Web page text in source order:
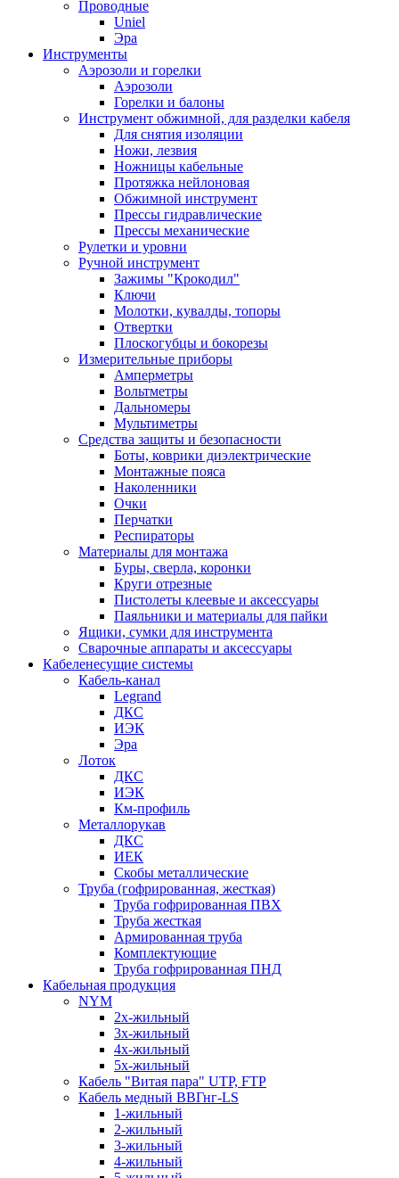
Проводные
Uniel
Эра
Инструменты
Аэрозоли и горелки
Аэрозоли
Горелки и балоны
Инструмент обжимной, для разделки кабеля
Для снятия изоляции
Ножи, лезвия
Ножницы кабельные
Протяжка нейлоновая
Обжимной инструмент
Прессы гидравлические
Прессы механические
Рулетки и уровни
Ручной инструмент
Зажимы "Крокодил"
Ключи
Молотки, кувалды, топоры
Отвертки
Плоскогубцы и бокорезы
Измерительные приборы
Амперметры
Вольтметры
Дальномеры
Мультиметры
Средства защиты и безопасности
Боты, коврики диэлектрические
Монтажные пояса
Наколенники
Очки
Перчатки
Респираторы
Материалы для монтажа
Буры, сверла, коронки
Круги отрезные
Пистолеты клеевые и аксессуары
Паяльники и материалы для пайки
Ящики, сумки для инструмента
Сварочные аппараты и аксессуары
Кабеленесущие системы
Кабель-канал
Legrand
ДКС
ИЭК
Эра
Лоток
ДКС
ИЭК
Км-профиль
Металлорукав
ДКС
ИЕК
Скобы металлические
Труба (гофрированная, жесткая)
Труба гофрированная ПВХ
Труба жесткая
Армированная труба
Комплектующие
Труба гофрированная ПНД
Кабельная продукция
NYM
2х-жильный
3х-жильный
4х-жильный
5х-жильный
Кабель "Витая пара" UTP, FTP
Кабель медный ВВГнг-LS
1-жильный
2-жильный
3-жильный
4-жильный